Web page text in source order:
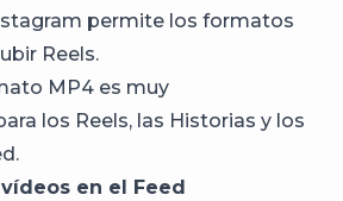
permite los formatos
Reels.
MP4 es muy
los Reels, las Historias y los
en el Feed